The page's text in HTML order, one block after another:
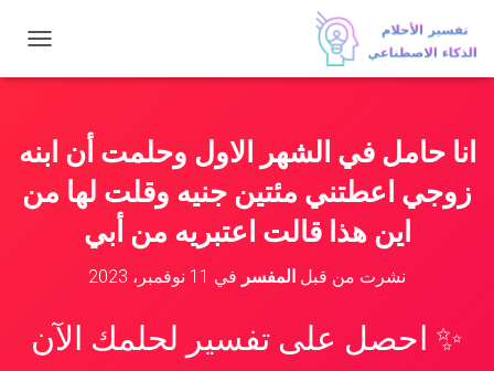
ب
ا
ت
انا حامل في الشهر الاول وحلمت أن ابنه
زوجي اعطتني مئتين جنيه وقلت لها من
اين هذا قالت اعتبريه من أبي
نشرت من قبل المفسر في 11 نوفمبر، 2023
✨ احصل على تفسير لحلمك الآن